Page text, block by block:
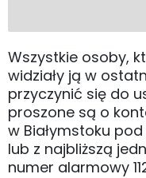
Wszystkie osoby,
widziały ją w
przyczynić się do
proszone są o
w Białymstoku
lub z najbliższą
numer alarmowy